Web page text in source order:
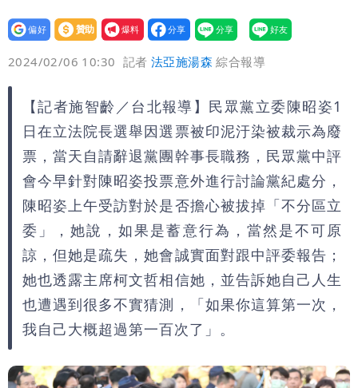
工會最遺憾1事
白海豚勾到「台灣陸地」了！雙眼牆旋
繞 路徑擺盪
特斯拉衝夜市…猛撞12車！民眾嚇「賓士
救好幾條人命」
他揭日本捐AZ疫苗秘辛「專為台生
產」：終還陳時中清白
白海豚「大轉彎」機率非常小！明強度有
變化
楊千霈一打二帶女兒出國 崩潰哭得極狼
狽
設為
贊助
我要
爆料
2024/02/06 10:30 記者法亞施湯森 綜合報導
【記者施智齡／台北報導】民眾黨立委陳昭姿1
日在立法院長選舉因選票被印泥汙染被裁示為廢
票，當天自請辭退黨團幹事長職務，民眾黨中評
會今早針對陳昭姿投票意外進行討論黨紀處分，
陳昭姿上午受訪對於是否擔心被拔掉「不分區立
委」，她說，如果是蓄意行為，當然是不可原
諒，但她是疏失，她會誠實面對跟中評委報告；
她也透露主席柯文哲相信她，並告訴她自己人生
也遭遇到很多不實猜測，「如果你這算第一次，
我自己大概超過第一百次了」。